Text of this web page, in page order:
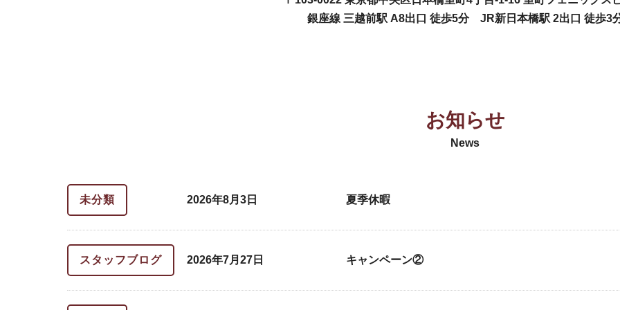
銀座線 三越前駅 A8出口 徒歩5分 JR新日本橋駅 2出口 徒歩3
お知らせ
News
未分類 2026年8月3日 夏季休暇
スタッフブログ 2026年7月27日 キャンペーン②